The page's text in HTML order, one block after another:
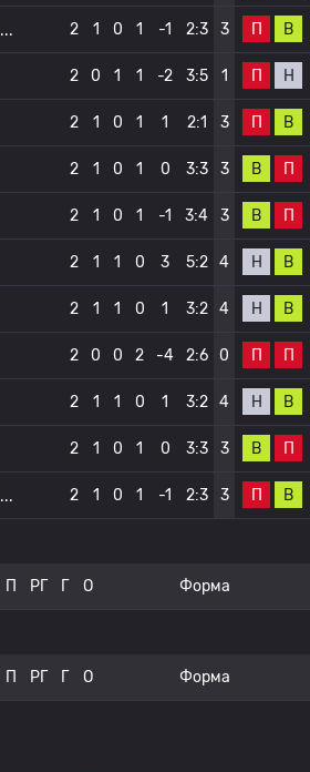
2 1 0 1 -1 2:3 3 П В
2 0 1 1 -2 3:5 1 П Н
2 1 0 1 1 2:1 3 П В
2 1 0 1 0 3:3 3 В П
2 1 0 1 -1 3:4 3 В П
2 1 1 0 3 5:2 4 Н В
2 1 1 0 1 3:2 4 Н В
2 0 0 2 -4 2:6 0 П П
2 1 1 0 1 3:2 4 Н В
2 1 0 1 0 3:3 3 В П
2 1 0 1 -1 2:3 3 П В
П РГ Г О Форма
П РГ Г О Форма